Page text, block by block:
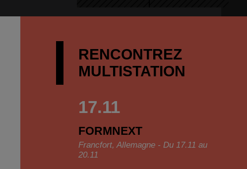
RENCONTREZ
MULTISTATION
17.11
FORMNEXT
Francfort, Allemagne - Du 17.11 au
20.11